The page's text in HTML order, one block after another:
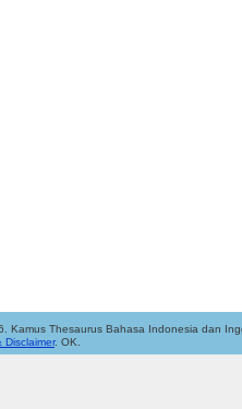
Kamus Thesaurus Bahasa Indonesia dan
Disclaimer. OK.